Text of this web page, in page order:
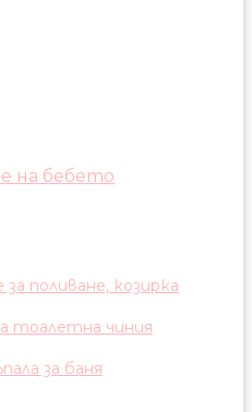
на бебето
поливане, козирка
тоалетна чиния
за баня